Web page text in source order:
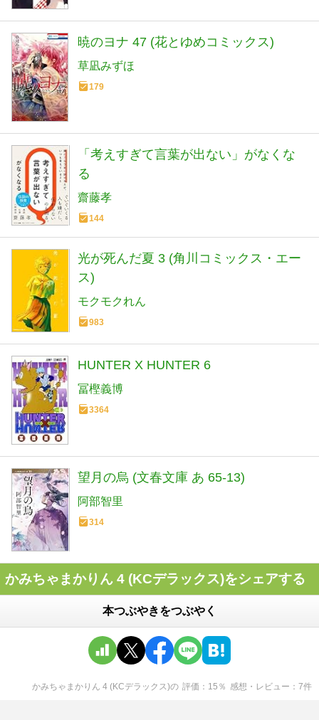
暁のヨナ 47 (花とゆめコミックス)
草凪みずほ
179
「考えすぎて言葉が出ない」がなくな
る
齋藤孝
144
光が死んだ夏 3 (角川コミックス・エー
ス)
モクモクれん
983
HUNTER X HUNTER 6
冨樫義博
3364
望月の烏 (文春文庫 あ 65-13)
阿部智里
314
かみちゃまかりん 4 (KCデラックス)をシェアする
本つぶやきをつぶやく
かみちゃまかりん 4 (KCデラックス)の 評価 15 ％ 感想・レビュー 7件